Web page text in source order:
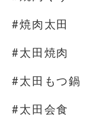
#焼肉太田
#太田焼肉
#太田もつ鍋
#太田会食